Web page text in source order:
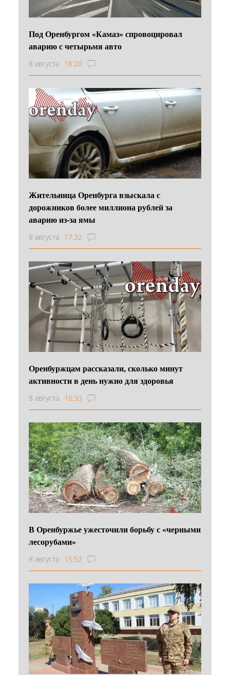
Под Оренбургом «Камаз» спровоцировал
аварию с четырьмя авто
8 августа 18:20
Жительница Оренбурга взыскала с
дорожников более миллиона рублей за
аварию из-за ямы
8 августа 17:32
Оренбуржцам рассказали, сколько минут
активности в день нужно для здоровья
8 августа 16:33
В Оренбуржье ужесточили борьбу с «черными
лесорубами»
8 августа 15:52